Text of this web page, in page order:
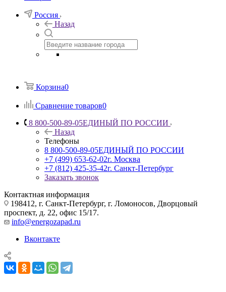
Россия
Назад
Корзина0
Сравнение товаров0
8 800-500-89-05ЕДИНЫЙ ПО РОССИИ
Назад
Телефоны
8 800-500-89-05ЕДИНЫЙ ПО РОССИИ
+7 (499) 653-62-02г. Москва
+7 (812) 425-35-42г. Санкт-Петербург
Заказать звонок
Контактная информация
198412, г. Санкт-Петербург, г. Ломоносов, Дворцовый
проспект, д. 22, офис 15/17.
info@energozapad.ru
Вконтакте